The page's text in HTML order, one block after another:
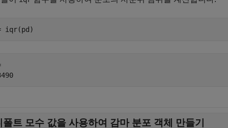
iqr(pd)
폴트 모수 값을 사용하여 감마 분포 객체 만들기